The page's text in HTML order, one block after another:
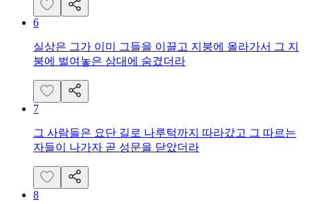
6
실상은 그가 이미 그들을 이끌고 지붕에 올라가서 그 지
붕에 벌여놓은 삼대에 숨겼더라
7
그 사람들은 요단 길로 나루턱까지 따라갔고 그 따르는
자들이 나가자 곧 성문을 닫았더라
8